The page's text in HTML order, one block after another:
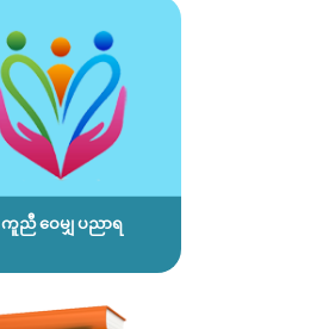
ကူညီ ဝေမျှ ပညာရ